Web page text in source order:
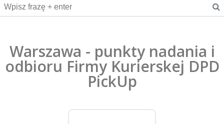
Warszawa - punkty nadania i
odbioru Firmy Kurierskej DPD
PickUp